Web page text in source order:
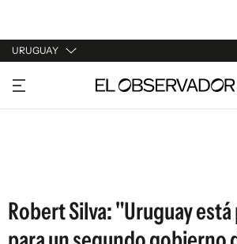
URUGUAY
URUGUAY
ARGENTINA
Robert Silva: "Uruguay